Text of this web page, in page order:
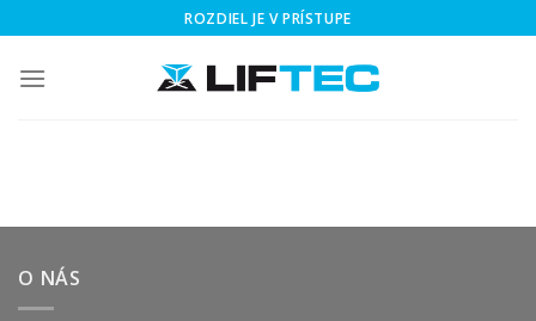
to
content
ROZDIEL JE V PRÍSTUPE
O NÁS